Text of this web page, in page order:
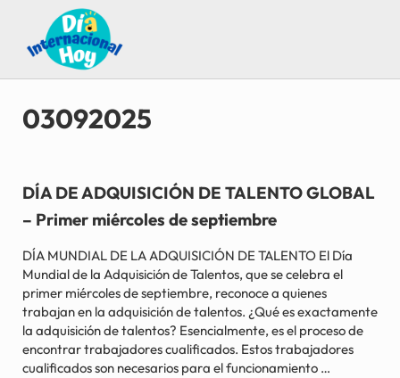
Saltar al contenido principal
Skip to after header navigation
Skip to site footer
Día Internacional Hoy
Guía para saber qué día internacional es hoy
03092025
DÍA DE ADQUISICIÓN DE TALENTO GLOBAL
– Primer miércoles de septiembre
DÍA MUNDIAL DE LA ADQUISICIÓN DE TALENTO El Día
Mundial de la Adquisición de Talentos, que se celebra el
primer miércoles de septiembre, reconoce a quienes
trabajan en la adquisición de talentos. ¿Qué es exactamente
la adquisición de talentos? Esencialmente, es el proceso de
encontrar trabajadores cualificados. Estos trabajadores
cualificados son necesarios para el funcionamiento …